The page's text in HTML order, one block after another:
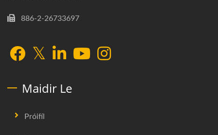
886-2-26733697
Maidir Le
Próifíl